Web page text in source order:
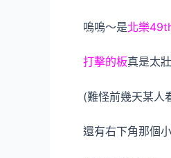
嗚嗚～是北樂
打擊的板真是太
(難怪前幾天某人
還有右下角那個